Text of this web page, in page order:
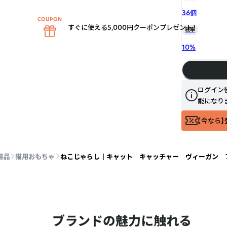
36個
税率
10%
ログイン
能になり
【今なら
品 猫用おもちゃ ねこじゃらし┃キャット キャッチャー ヴィーガン フ
ブランドの魅力に触れる
すぐに使える5,000円クーポンプレゼント！